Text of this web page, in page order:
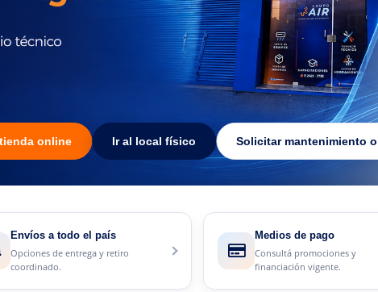
online Ir al local físico Solicitar mantenimiento
Envíos a todo el país
Opciones de entrega y retiro
coordinado.
Medios de pago
Consultá promociones y
financiación vigente.